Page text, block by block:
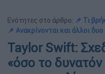
Ενότητες στο άρθρο: 📌 Τι
📌 Ανακρίνονται και άλλοι δυο
Taylor Swift:
«όσο το